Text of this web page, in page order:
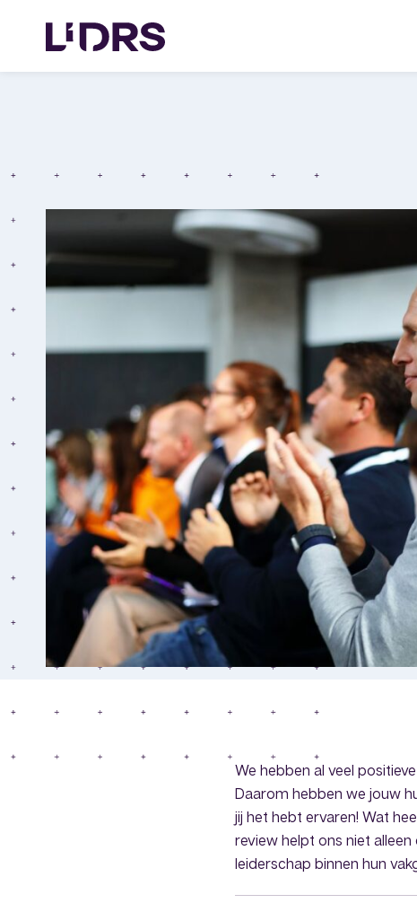
We hebben al veel
Daarom hebben we jouw
jij het hebt ervaren! Wat
review helpt ons niet
leiderschap binnen hun